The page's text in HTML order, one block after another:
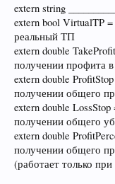
extern string
extern bool VirtualTP
реальный ТП
extern double
получении профита
extern double
получении общего
extern double
получении общего
extern double
получении общего
(работает только